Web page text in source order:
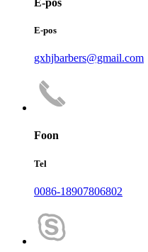
E-pos
gxhjbarbers@gmail.com
Foon
Tel
0086-18907806802